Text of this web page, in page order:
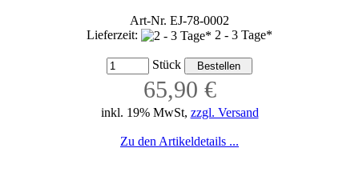
Art-Nr. EJ-78-0002
Lieferzeit:
2 - 3 Tage*
Stück
65,90 €
inkl. 19% MwSt, zzgl. Versand
Zu den Artikeldetails ...